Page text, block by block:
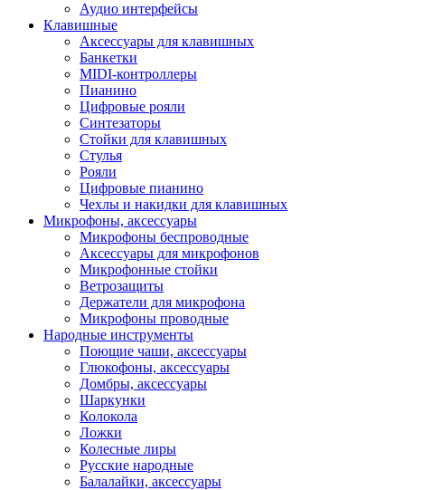
Аудио интерфейсы
Клавишные
Аксессуары для клавишных
Банкетки
MIDI-контроллеры
Пианино
Цифровые рояли
Синтезаторы
Стойки для клавишных
Стулья
Рояли
Цифровые пианино
Чехлы и накидки для клавишных
Микрофоны, аксессуары
Микрофоны беспроводные
Аксессуары для микрофонов
Микрофонные стойки
Ветрозащиты
Держатели для микрофона
Микрофоны проводные
Народные инструменты
Поющие чаши, аксессуары
Глюкофоны, аксессуары
Домбры, аксессуары
Шаркунки
Колокола
Ложки
Колесные лиры
Русские народные
Балалайки, аксессуары